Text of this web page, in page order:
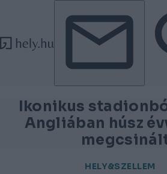
Tovább a tartalomhoz
Tovább a lábléchez
Ikonikus
Angliában húsz
HELY&SZELLEM